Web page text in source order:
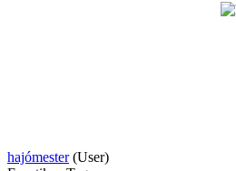
hajómester (User)